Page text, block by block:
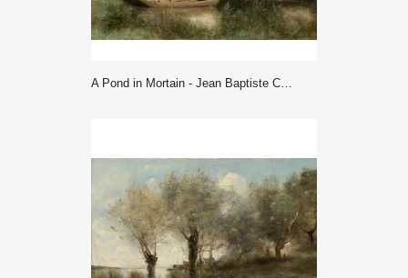
A Pond in Mortain - Jean Baptiste Camille Corot